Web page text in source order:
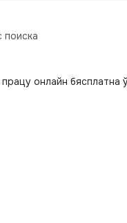
поиска
онлайн бясплатна